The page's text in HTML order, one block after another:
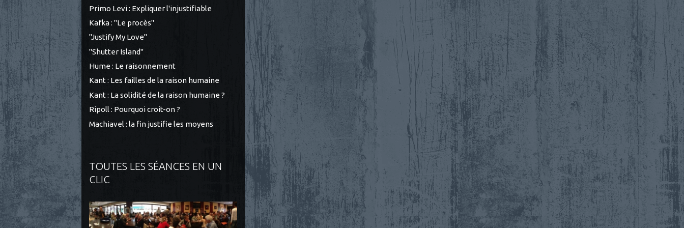
Primo Levi : Expliquer l'injustifiable
Kafka : "Le procès"
"Justify My Love"
"Shutter Island"
Hume : Le raisonnement
Kant : Les failles de la raison humaine
Kant : La solidité de la raison humaine ?
Ripoll : Pourquoi croit-on ?
Machiavel : la fin justifie les moyens
TOUTES LES SÉANCES EN UN
CLIC